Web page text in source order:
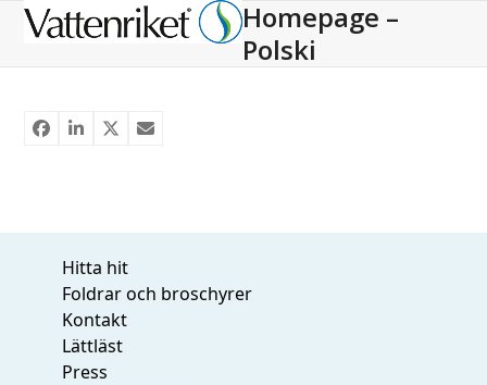
Open
Close
Homepage –
Polski
Hitta hit
Foldrar och broschyrer
Kontakt
Lättläst
Press